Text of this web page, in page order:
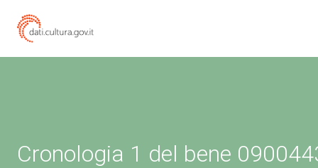
Cronologia 1 del bene